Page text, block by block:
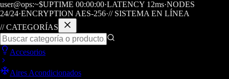
user@ops:~$UPTIME 00:00:00·LATENCY 12ms·NODES
24/24·ENCRYPTION AES-256·// SISTEMA EN LÍNEA
// CATEGORÍAS
Accesorios
Aires Acondicionados